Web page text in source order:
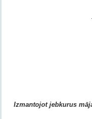
Izmantojot jebkurus